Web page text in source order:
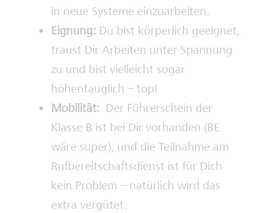
in neue Systeme einzuarbeiten.
Eignung: Du bist körperlich geeignet,
traust Dir Arbeiten unter Spannung
zu und bist vielleicht sogar
höhentauglich – top!
Mobilität: Der Führerschein der
Klasse B ist bei Dir vorhanden (BE
wäre super), und die Teilnahme am
Rufbereitschaftsdienst ist für Dich
kein Problem – natürlich wird das
extra vergütet.